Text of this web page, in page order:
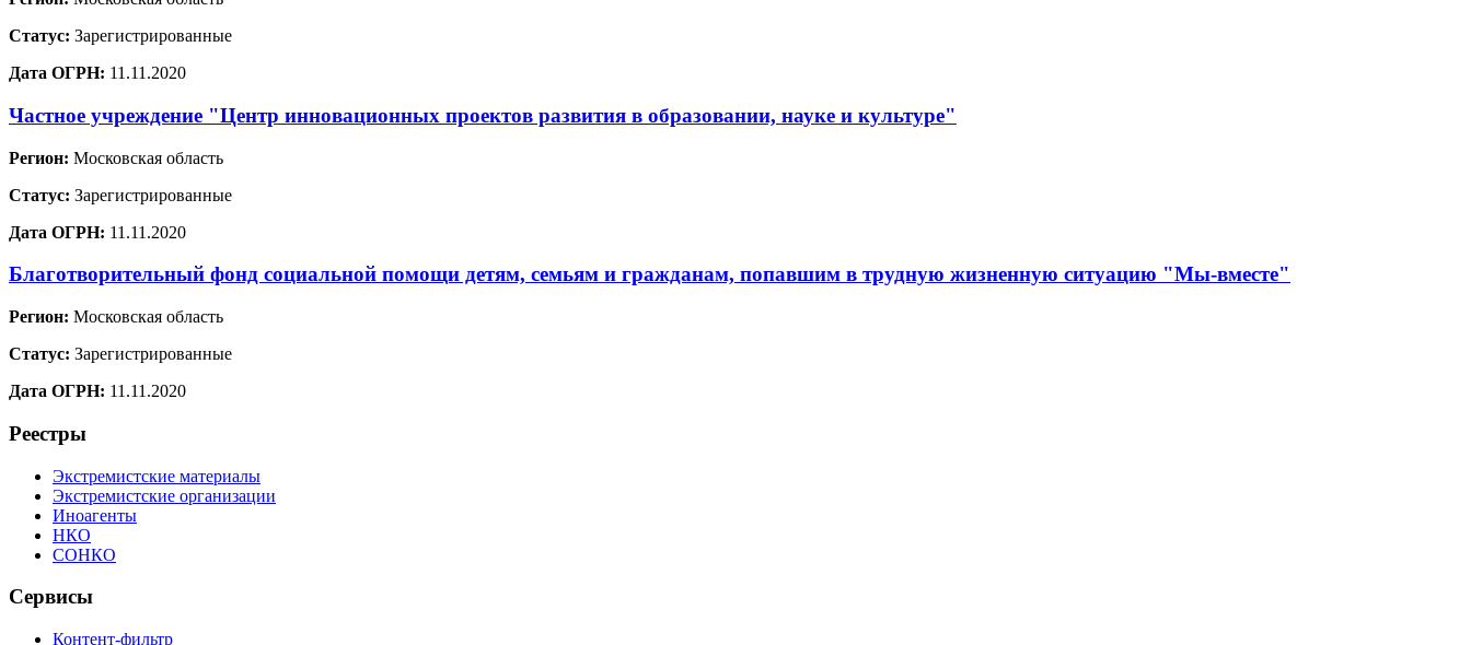
Статус: Зарегистрированные
Дата ОГРН: 11.11.2020
Частное учреждение "Центр инновационных проектов развития в образовании, науке и культуре"
Регион: Московская область
Статус: Зарегистрированные
Дата ОГРН: 11.11.2020
Благотворительный фонд социальной помощи детям, семьям и гражданам, попавшим в трудную жизненную ситуацию "Мы-вместе"
Регион: Московская область
Статус: Зарегистрированные
Дата ОГРН: 11.11.2020
Реестры
Экстремистские материалы
Экстремистские организации
Иноагенты
НКО
СОНКО
Сервисы
Контент-фильтр